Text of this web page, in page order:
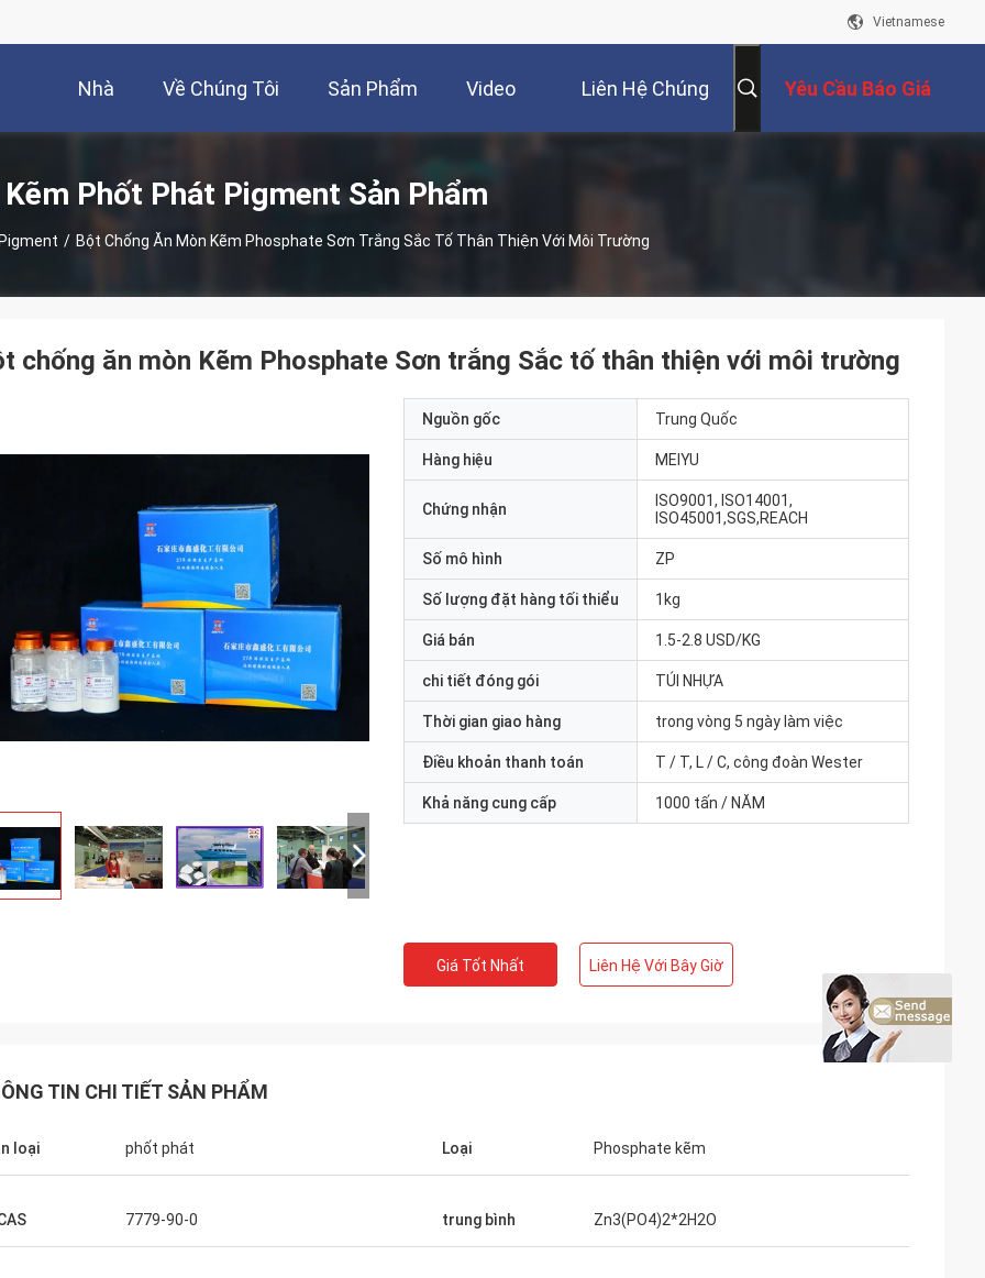
Vietnamese
Nhà Về Chúng Tôi Sản Phẩm Video Liên Hệ Chúng Yêu Cầu Báo Giá
Kẽm Phốt Phát Pigment Sản Phẩm
/ Bột Chống Ăn Mòn Kẽm Phosphate Sơn Trắng Sắc Tố Thân Thiện Với Môi Trường
chống ăn mòn Kẽm Phosphate Sơn trắng Sắc tố thân thiện với môi trường
Nguồn gốc Trung Quốc
Hàng hiệu MEIYU
Chứng nhận
ISO9001, ISO14001,
ISO45001,SGS,REACH
Số mô hình ZP
Số lượng đặt hàng tối thiểu 1kg
Giá bán 1.5-2.8 USD/KG
chi tiết đóng gói TÚI NHỰA
Thời gian giao hàng trong vòng 5 ngày làm việc
Điều khoản thanh toán T / T, L / C, công đoàn Wester
Khả năng cung cấp 1000 tấn / NĂM
Giá Tốt Nhất Liên Hệ Với Bây Giờ
TIN CHI TIẾT SẢN PHẨM
loại phốt phát Loại Phosphate kẽm
7779-90-0 trung bình Zn3(PO4)2*2H2O